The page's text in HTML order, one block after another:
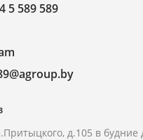
5 589 589
д.105 в будние